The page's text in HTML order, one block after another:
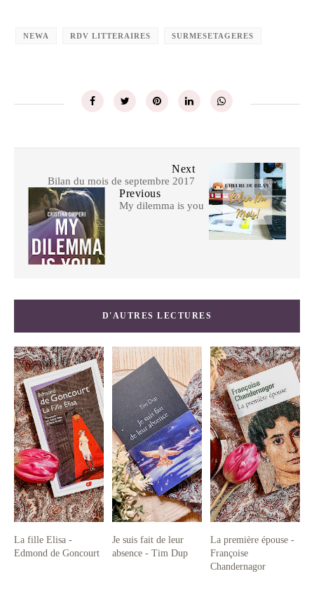
NEWA RDV LITTERAIRES SURMESETAGERES
Next
Bilan du mois de septembre 2017
Previous
My dilemma is you
D'AUTRES LECTURES
La fille Elisa -
Edmond de Goncourt
Je suis fait de leur
absence - Tim Dup
La première épouse -
Françoise
Chandernagor